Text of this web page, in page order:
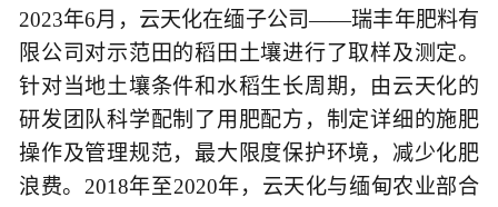
2023年6月，云天化在缅子公司——瑞丰年肥料有
限公司对示范田的稻田土壤进行了取样及测定。
针对当地土壤条件和水稻生长周期，由云天化的
研发团队科学配制了用肥配方，制定详细的施肥
操作及管理规范，最大限度保护环境，减少化肥
浪费。2018年至2020年，云天化与缅甸农业部合